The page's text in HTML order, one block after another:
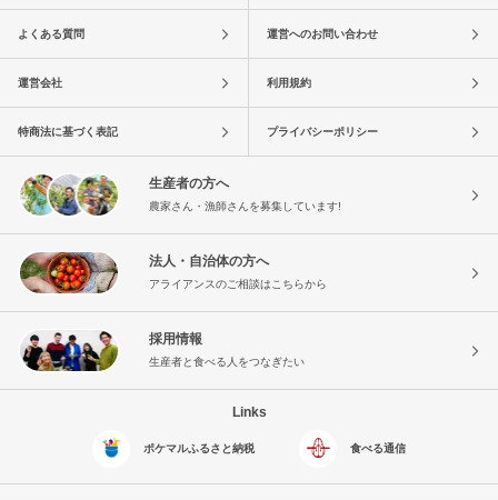
よくある質問 運営へのお問い合わせ
運営会社 利用規約
特商法に基づく表記 プライバシーポリシー
生産者の方へ
農家さん・漁師さんを募集しています!
法人・自治体の方へ
アライアンスのご相談はこちらから
採用情報
生産者と食べる人をつなぎたい
Links
ポケマルふるさと納税 食べる通信